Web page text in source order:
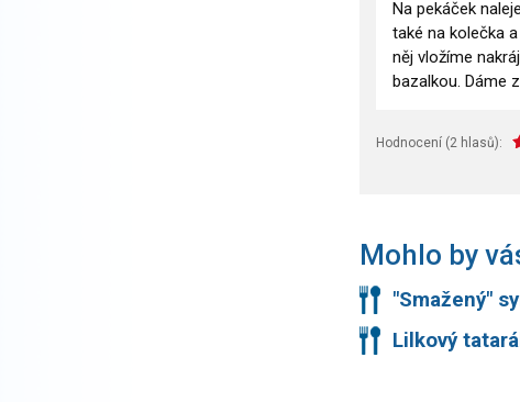
Na pekáček
také na kolečka
něj vložíme
bazalkou. Dáme
Hodnocení (2 hlasů):
Mohlo by
"Smažený"
Lilkový